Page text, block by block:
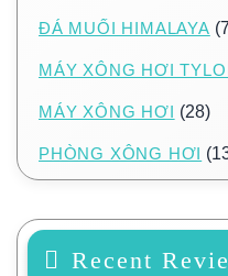
ĐÁ MUỐI HIMALAYA
MÁY XÔNG HƠI
MÁY XÔNG HƠI (28)
PHÒNG XÔNG HƠI
Recent